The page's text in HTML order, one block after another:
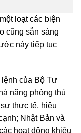
loạt các biện
cũng sẵn sàng
này tiếp tục
của Bộ Tư
năng phòng thủ
thực tế, hiệu
Nhật Bản và
hoạt động khiêu